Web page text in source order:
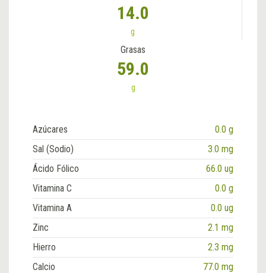
14.0
g
Grasas
59.0
g
Azúcares
0.0 g
Sal (Sodio)
3.0 mg
Ácido Fólico
66.0 ug
Vitamina C
0.0 g
Vitamina A
0.0 ug
Zinc
2.1 mg
Hierro
2.3 mg
Calcio
77.0 mg